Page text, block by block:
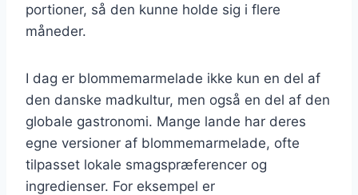
portioner, så den kunne holde sig i flere
måneder.
I dag er blommemarmelade ikke kun en del af
den danske madkultur, men også en del af den
globale gastronomi. Mange lande har deres
egne versioner af blommemarmelade, ofte
tilpasset lokale smagspræferencer og
ingredienser. For eksempel er